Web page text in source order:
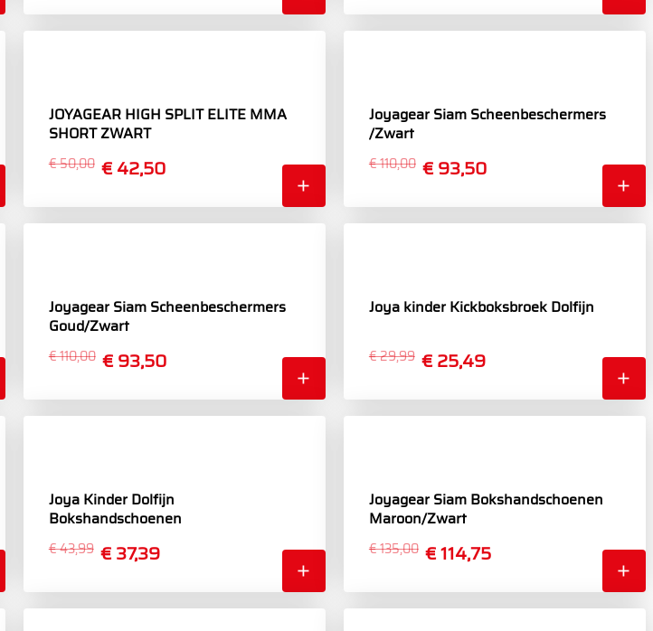
JOYAGEAR HIGH SPLIT ELITE MMA
SHORT ZWART
€ 42,50
€ 50,00
Joyagear Siam Scheenbeschermers
/Zwart
€ 93,50
€ 110,00
Joyagear Siam Scheenbeschermers
Goud/Zwart
€ 93,50
€ 110,00
Joya kinder Kickboksbroek Dolfijn
€ 25,49
€ 29,99
Joya Kinder Dolfijn
Bokshandschoenen
€ 37,39
€ 43,99
Joyagear Siam Bokshandschoenen
Maroon/Zwart
€ 114,75
€ 135,00